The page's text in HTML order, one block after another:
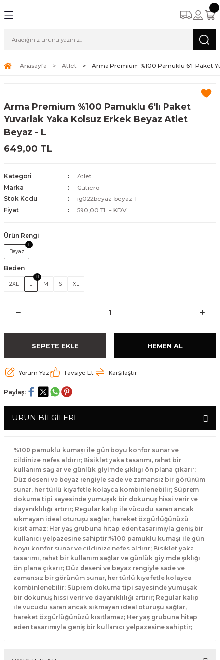
Anasayfa Atlet Arma Premium %100 Pamuklu 6'lı Paket
Arma Premium %100 Pamuklu 6'lı Paket
Yuvarlak Yaka Kolsuz Erkek Beyaz Atlet
Beyaz - L
649,00 TL
Kategori
Atlet
Marka
Gutiero
Stok Kodu
ig022beyaz_beyaz_l
Fiyat
590,00 TL + KDV
Ürün Rengi
Beyaz
Beden
2XL L M S XL
SEPETE EKLE HEMEN AL
Yorum Yaz Tavsiye Et Karşılaştır
Paylaş:
ÜRÜN BİLGİLERİ
%100 pamuklu kumaşı ile gün boyu konfor sunar ve
cildinize nefes aldırır; Bisiklet yaka tasarımı, rahat bir
kullanım sağlar ve günlük giyimde şıklığı ön plana çıkarır;
Düz deseni ve beyaz rengiyle sade ve zamansız bir görünüm
sunar, her türlü kıyafetle kolayca kombinlenebilir; Süprem
dokuma tipi sayesinde yumuşak bir dokunuş hissi verir ve
dayanıklılığı artırır; Regular kalıp ile vücudu saran ancak
sıkmayan ideal oturuşu sağlar, hareket özgürlüğünüzü
kısıtlamaz; Her yaş grubuna hitap eden tasarımıyla geniş bir
kullanıcı yelpazesine sahiptir;%100 pamuklu kumaşı ile gün
boyu konfor sunar ve cildinize nefes aldırır; Bisiklet yaka
tasarımı, rahat bir kullanım sağlar ve günlük giyimde şıklığı
ön plana çıkarır; Düz deseni ve beyaz rengiyle sade ve
zamansız bir görünüm sunar, her türlü kıyafetle kolayca
kombinlenebilir; Süprem dokuma tipi sayesinde yumuşak
bir dokunuş hissi verir ve dayanıklılığı artırır; Regular kalıp
ile vücudu saran ancak sıkmayan ideal oturuşu sağlar,
hareket özgürlüğünüzü kısıtlamaz; Her yaş grubuna hitap
eden tasarımıyla geniş bir kullanıcı yelpazesine sahiptir;